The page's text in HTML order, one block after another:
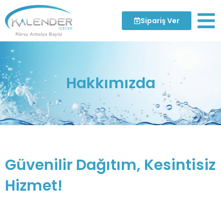
Sipariş Ver
Hakkımızda
Güvenilir Dağıtım, Kesintisiz
Hizmet!